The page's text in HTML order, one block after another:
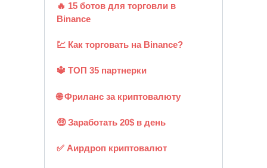
🔥 15 ботов для торговли в
Binance
💹 Как торговать на Binance?
🔱 ТОП 35 партнерки
🌐 Фриланс за криптовалюту
🤑 Заработать 20$ в день
✅ Аирдроп криптовалют